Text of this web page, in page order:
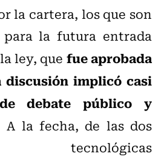
la cartera, los que son
para la futura entrada
ley, que fue aprobada
discusión implicó casi
debate público y
A la fecha, de las dos
tecnológicas